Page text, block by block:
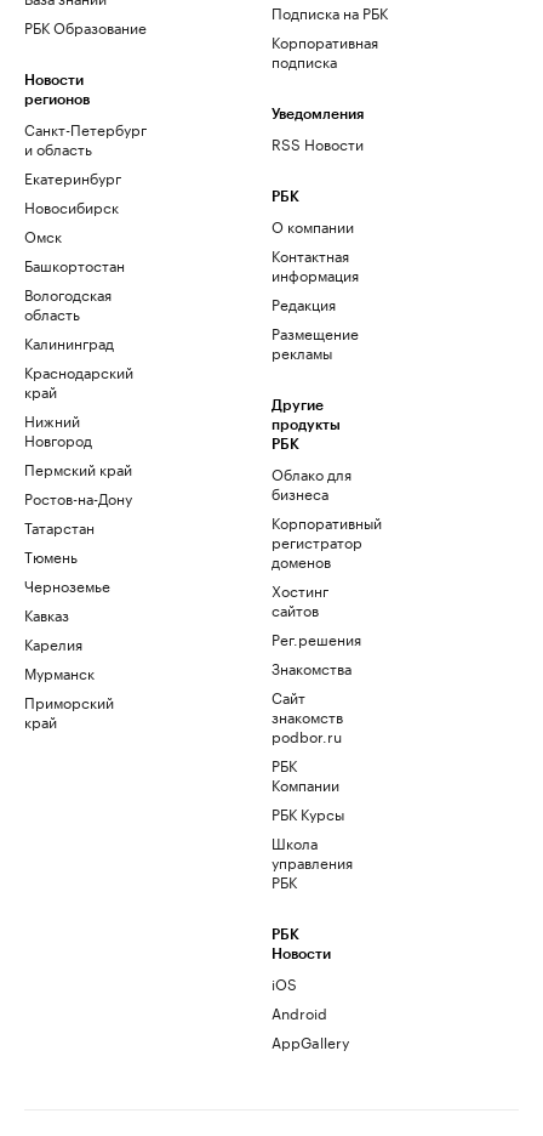
РБК Образование
Новости
регионов
Санкт-Петербург
и область
Екатеринбург
Новосибирск
Омск
Башкортостан
Вологодская
область
Калининград
Краснодарский
край
Нижний
Новгород
Пермский край
Ростов-на-Дону
Татарстан
Тюмень
Черноземье
Кавказ
Карелия
Мурманск
Приморский
край
Подписка на РБК
Корпоративная
подписка
Уведомления
RSS Новости
РБК
О компании
Контактная
информация
Редакция
Размещение
рекламы
Другие
продукты
РБК
Облако для
бизнеса
Корпоративный
регистратор
доменов
Хостинг
сайтов
Рег.решения
Знакомства
Сайт
знакомств
podbor.ru
РБК
Компании
РБК Курсы
Школа
управления
РБК
РБК
Новости
iOS
Android
AppGallery